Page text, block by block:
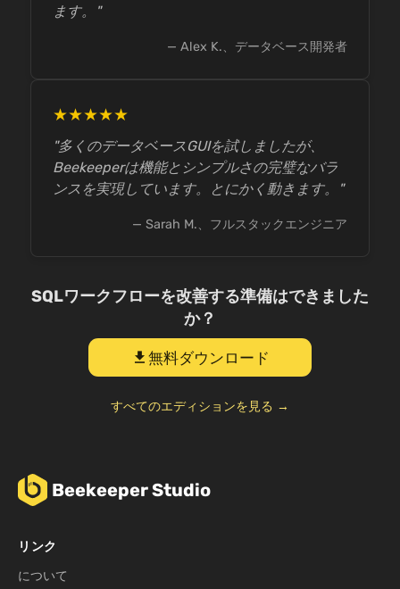
ます。"
— Alex K.、データベース開発者
★★★★★
"多くのデータベースGUIを試しましたが、
Beekeeperは機能とシンプルさの完璧なバラ
ンスを実現しています。とにかく動きます。"
— Sarah M.、フルスタックエンジニア
SQLワークフローを改善する準備はできました
か？
download 無料ダウンロード
すべてのエディションを見る →
Beekeeper Studio
リンク
について